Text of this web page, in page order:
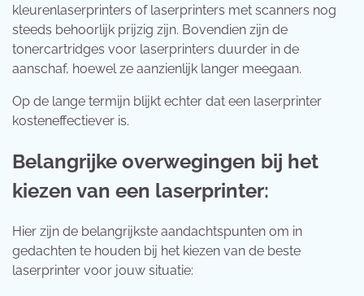
kleurenlaserprinters of laserprinters met scanners nog
steeds behoorlijk prijzig zijn. Bovendien zijn de
tonercartridges voor laserprinters duurder in de
aanschaf, hoewel ze aanzienlijk langer meegaan.
Op de lange termijn blijkt echter dat een laserprinter
kosteneffectiever is.
Belangrijke overwegingen bij het
kiezen van een laserprinter:
Hier zijn de belangrijkste aandachtspunten om in
gedachten te houden bij het kiezen van de beste
laserprinter voor jouw situatie: